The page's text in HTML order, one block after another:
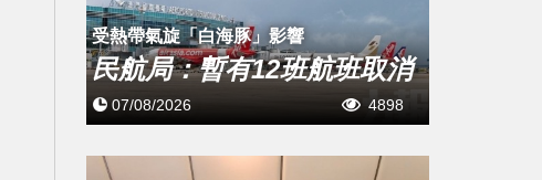
受熱帶氣旋「白海豚」影響
民航局：暫有12班航班取消
07/08/2026 4898